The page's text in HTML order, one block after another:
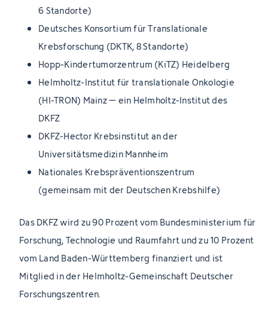
6 Standorte)
Deutsches Konsortium für Translationale
Krebsforschung (DKTK, 8 Standorte)
Hopp-Kindertumorzentrum (KiTZ) Heidelberg
Helmholtz-Institut für translationale Onkologie
(HI-TRON) Mainz – ein Helmholtz-Institut des
DKFZ
DKFZ-Hector Krebsinstitut an der
Universitätsmedizin Mannheim
Nationales Krebspräventionszentrum
(gemeinsam mit der Deutschen Krebshilfe)
Das DKFZ wird zu 90 Prozent vom Bundesministerium für
Forschung, Technologie und Raumfahrt und zu 10 Prozent
vom Land Baden-Württemberg finanziert und ist
Mitglied in der Helmholtz-Gemeinschaft Deutscher
Forschungszentren.